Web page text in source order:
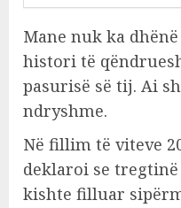
Mane nuk ka
histori të
pasurisë së tij. Ai
ndryshme.
Në fillim të viteve
deklaroi se
kishte filluar